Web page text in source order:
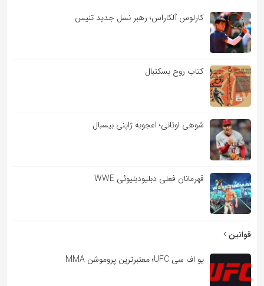
کارلوس آلکاراس؛ رهبر نسل جدید تنیس
کتاب روح بسکتبال
شوهی اوتانی؛ اعجوبه ژاپنی بیسبال
قهرمانان فعلی دبلیودبلیوئی WWE
قوانین
یو اف سی UFC؛ معتبرترین پروموشن MMA